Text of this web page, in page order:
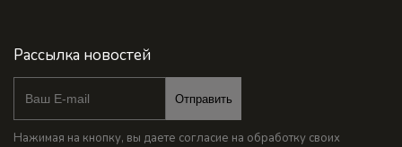
Рассылка новостей
Отправить
Нажимая на кнопку, вы даете согласие на обработку своих